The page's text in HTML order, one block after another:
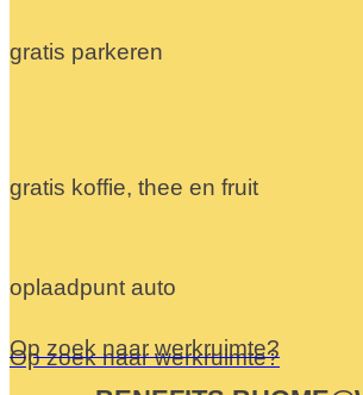
gratis parkeren
gratis koffie, thee en fruit
oplaadpunt auto
Op zoek naar werkruimte?
Op zoek naar werkruimte?